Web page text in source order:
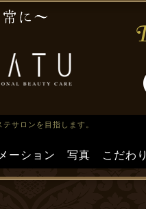
サロンを目指します。
ーション 写真 こだわり